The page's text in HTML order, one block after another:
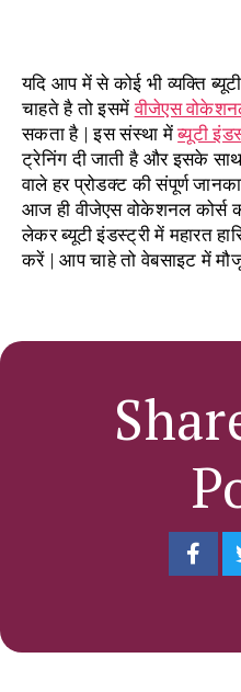
यदि आप में से कोई भी व्यक्ति
चाहते है तो इसमेंवीजेएस
सकता है | इस संस्था मेंब्यूटी
ट्रेनिंग दी जाती है और इसके
वाले हर प्रोडक्ट की संपूर्ण
आज ही वीजेएस वोकेशनल कोर्स
लेकर ब्यूटी इंडस्ट्री में महारत
करें | आप चाहे तो वेबसाइट में